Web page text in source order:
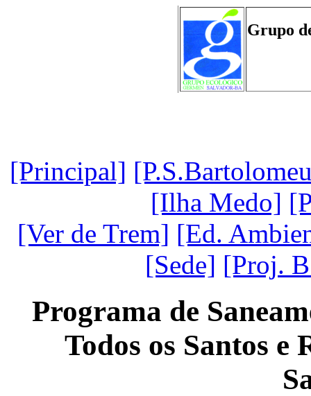
Grupo
[Principal]
[Ilha Medo]
[Ver de Trem] [Ed.
[Sede] [Proj.
Programa de
Todos os Santos